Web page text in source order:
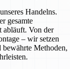
Handelns.
gesamte
abläuft. Von der
– wir setzen
bewährte Methoden,